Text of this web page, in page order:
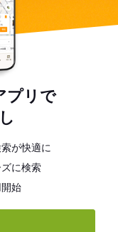
プリで
が快適に
に検索
始